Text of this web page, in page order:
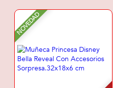
NOVEDAD